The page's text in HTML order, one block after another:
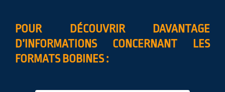
POUR DÉCOUVRIR DAVANTAGE
D’INFORMATIONS CONCERNANT LES
FORMATS BOBINES :